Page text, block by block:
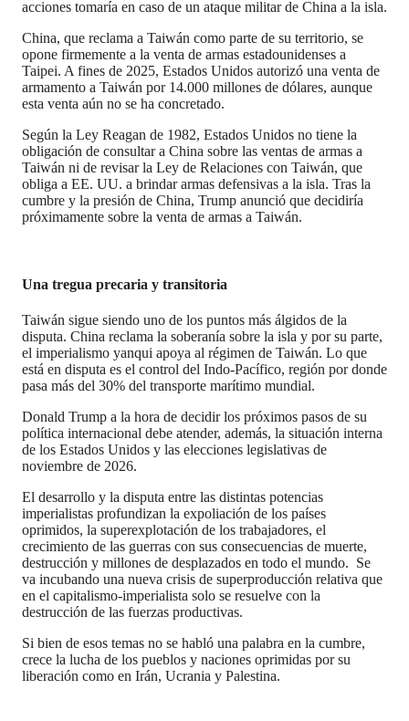
acciones tomaría en caso de un ataque militar de China a la isla.
China, que reclama a Taiwán como parte de su territorio, se
opone firmemente a la venta de armas estadounidenses a
Taipei. A fines de 2025, Estados Unidos autorizó una venta de
armamento a Taiwán por 14.000 millones de dólares, aunque
esta venta aún no se ha concretado.
Según la Ley Reagan de 1982, Estados Unidos no tiene la
obligación de consultar a China sobre las ventas de armas a
Taiwán ni de revisar la Ley de Relaciones con Taiwán, que
obliga a EE. UU. a brindar armas defensivas a la isla. Tras la
cumbre y la presión de China, Trump anunció que decidiría
próximamente sobre la venta de armas a Taiwán.
Una tregua precaria y transitoria
Taiwán sigue siendo uno de los puntos más álgidos de la
disputa. China reclama la soberanía sobre la isla y por su parte,
el imperialismo yanqui apoya al régimen de Taiwán. Lo que
está en disputa es el control del Indo-Pacífico, región por donde
pasa más del 30% del transporte marítimo mundial.
Donald Trump a la hora de decidir los próximos pasos de su
política internacional debe atender, además, la situación interna
de los Estados Unidos y las elecciones legislativas de
noviembre de 2026.
El desarrollo y la disputa entre las distintas potencias
imperialistas profundizan la expoliación de los países
oprimidos, la superexplotación de los trabajadores, el
crecimiento de las guerras con sus consecuencias de muerte,
destrucción y millones de desplazados en todo el mundo. Se
va incubando una nueva crisis de superproducción relativa que
en el capitalismo-imperialista solo se resuelve con la
destrucción de las fuerzas productivas.
Si bien de esos temas no se habló una palabra en la cumbre,
crece la lucha de los pueblos y naciones oprimidas por su
liberación como en Irán, Ucrania y Palestina.